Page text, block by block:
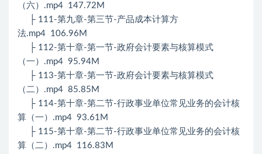
（六）.mp4 147.72M
├ 111-第九章-第三节-产品成本计算方
法.mp4 106.96M
├ 112-第十章-第一节-政府会计要素与核算模式
（一）.mp4 95.94M
├ 113-第十章-第一节-政府会计要素与核算模式
（二）.mp4 85.85M
├ 114-第十章-第二节-行政事业单位常见业务的会计核
算（一）.mp4 93.61M
├ 115-第十章-第二节-行政事业单位常见业务的会计核
算（二）.mp4 116.83M